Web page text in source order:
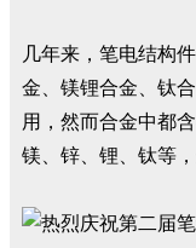
几年来，笔电结构
金、镁锂合金、钛
用，然而合金中都
镁、锌、锂、钛等